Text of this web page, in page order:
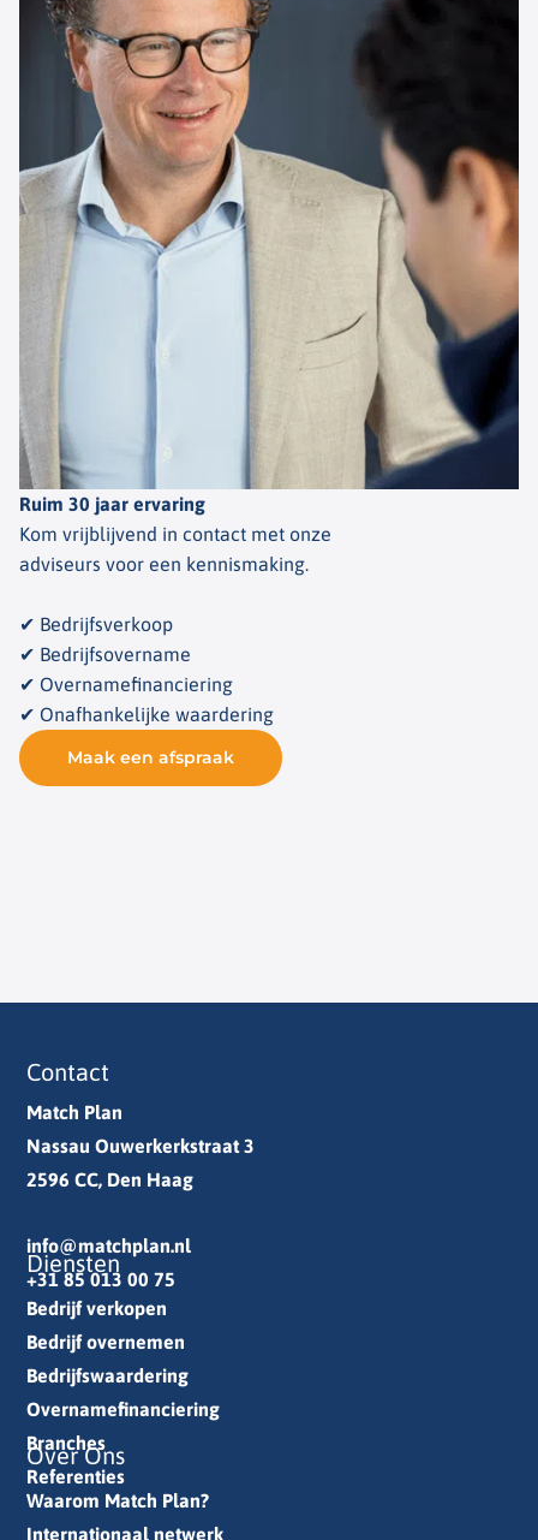
Ruim 30 jaar ervaring
Kom vrijblijvend in contact met onze
adviseurs voor een kennismaking.
✔ Bedrijfsverkoop
✔ Bedrijfsovername
✔ Overnamefinanciering
✔ Onafhankelijke waardering
Maak een afspraak
Contact
Match Plan
Nassau Ouwerkerkstraat 3
2596 CC, Den Haag
info@matchplan.nl
+31 85 013 00 75
Diensten
Bedrijf verkopen
Bedrijf overnemen
Bedrijfswaardering
Overnamefinanciering
Branches
Referenties
Over Ons
Waarom Match Plan?
Internationaal netwerk